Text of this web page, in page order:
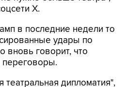
X.
в последние недели то
удары по
вновь говорит, что
переговоры.
дипломатия",